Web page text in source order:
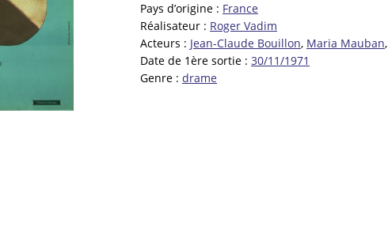
Pays d’origine : France
Réalisateur : Roger Vadim
Acteurs : Jean-Claude Bouillon, Maria Mauban,
Date de 1ère sortie : 30/11/1971
Genre : drame